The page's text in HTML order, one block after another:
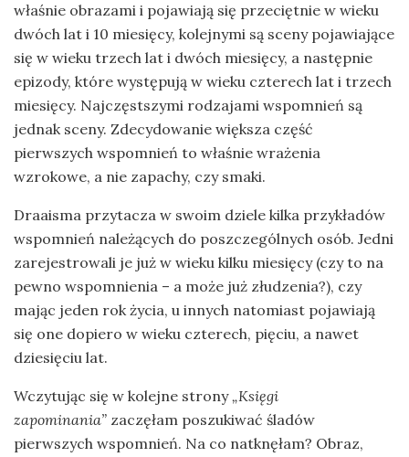
właśnie obrazami i pojawiają się przeciętnie w wieku
dwóch lat i 10 miesięcy, kolejnymi są sceny pojawiające
się w wieku trzech lat i dwóch miesięcy, a następnie
epizody, które występują w wieku czterech lat i trzech
miesięcy. Najczęstszymi rodzajami wspomnień są
jednak sceny. Zdecydowanie większa część
pierwszych wspomnień to właśnie wrażenia
wzrokowe, a nie zapachy, czy smaki.
Draaisma przytacza w swoim dziele kilka przykładów
wspomnień należących do poszczególnych osób. Jedni
zarejestrowali je już w wieku kilku miesięcy (czy to na
pewno wspomnienia – a może już złudzenia?), czy
mając jeden rok życia, u innych natomiast pojawiają
się one dopiero w wieku czterech, pięciu, a nawet
dziesięciu lat.
Wczytując się w kolejne strony„Księgi
zapominania” zaczęłam poszukiwać śladów
pierwszych wspomnień. Na co natknęłam? Obraz,